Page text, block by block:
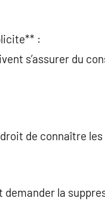
:
s’assurer du
de connaître
la